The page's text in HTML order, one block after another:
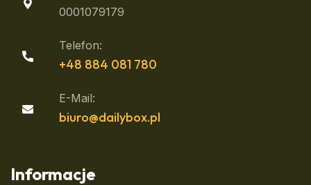
0001079179
Telefon:
+48 884 081 780
E-Mail:
biuro@dailybox.pl
Informacje